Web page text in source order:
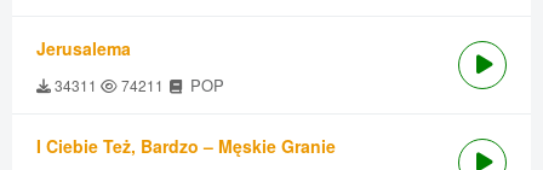
Jerusalema
34311 74211 POP
I Ciebie Też, Bardzo – Męskie Granie